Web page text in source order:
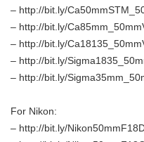
– http://bit.ly/
– http://bit.ly/
– http://bit.ly/
– http://bit.ly/
– http://bit.ly/
For Nikon:
– http://bit.ly/